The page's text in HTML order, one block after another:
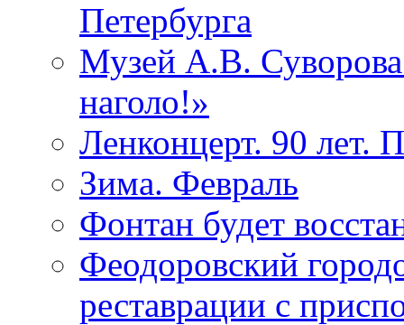
Петербурга
Музей А.В.
наголо!»
Ленконцерт. 90 лет.
Зима. Февраль
Фонтан будет
Феодоровский
реставрации с